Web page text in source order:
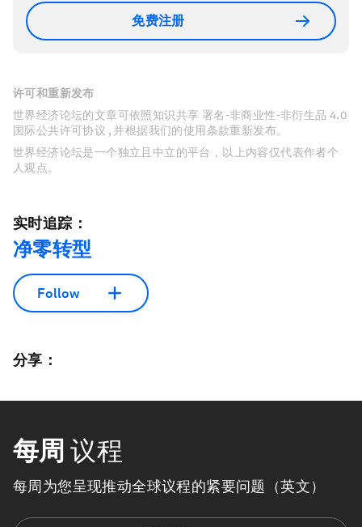
免费注册
许可和重新发布
世界经济论坛的文章可依照知识共享 署名-非商业性-非衍生品 4.0
国际公共许可协议 , 并根据我们的使用条款重新发布。
世界经济论坛是一个独立且中立的平台，以上内容仅代表作者个
人观点。
实时追踪：
净零转型
Follow
分享：
每周 议程
每周为您呈现推动全球议程的紧要问题（英文）